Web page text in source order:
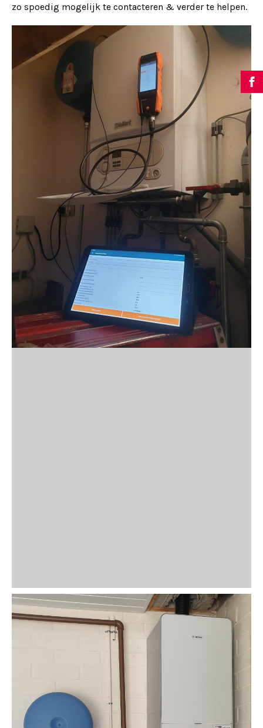
zo spoedig mogelijk te contacteren & verder te helpen.